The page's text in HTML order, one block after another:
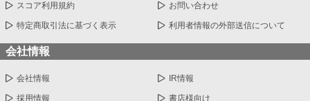
スコア利用規約 お問い合わせ
特定商取引法に基づく表示 利用者情報の外部送信について
会社情報
会社情報 IR情報
採用情報 書店様向け